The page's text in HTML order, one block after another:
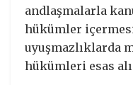
andlaşmalarla
hükümler
uyuşmazlıklarda
hükümleri esas